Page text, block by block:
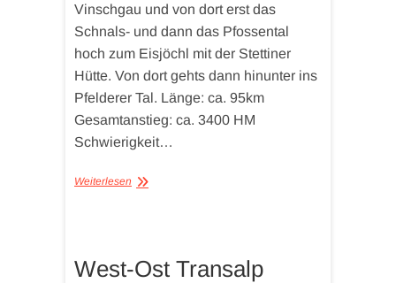
Vinschgau und von dort erst das
Schnals- und dann das Pfossental
hoch zum Eisjöchl mit der Stettiner
Hütte. Von dort gehts dann hinunter ins
Pfelderer Tal. Länge: ca. 95km
Gesamtanstieg: ca. 3400 HM
Schwierigkeit…
Weiterlesen
West-Ost Transalp